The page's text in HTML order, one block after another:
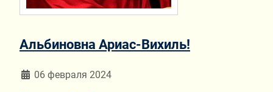
Альбиновна Ариас-Вихиль!
Информация о материале
06 февраля 2024